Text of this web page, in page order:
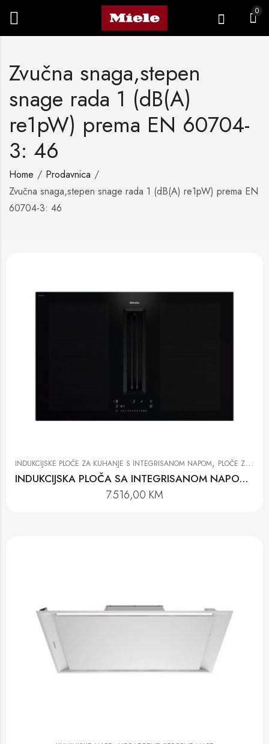
0
Zvučna snaga,stepen
snage rada 1 (dB(A)
re1pW) prema EN 60704-
3: 46
Home
Prodavnica
Zvučna snaga,stepen snage rada 1 (dB(A) re1pW) prema EN
60704-3: 46
INDUKCIJSKE PLOČE ZA KUHANJE S INTEGRISANOM NAPOM, PLOČE ZA KUHANJE
INDUKCIJSKA PLOČA SA INTEGRISANOM NAPOM KMDA 7676-1 FL BlackPerfection
7.516,00 KM